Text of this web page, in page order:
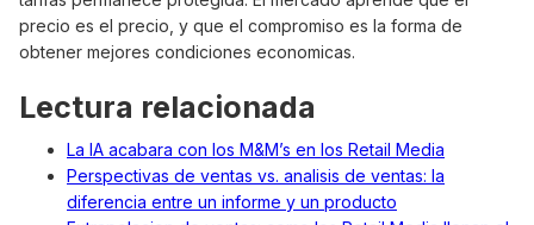
precio es el precio, y que el compromiso es la forma de
obtener mejores condiciones economicas.
Lectura relacionada
La IA acabara con los M&M’s en los Retail Media
Perspectivas de ventas vs. analisis de ventas: la
diferencia entre un informe y un producto